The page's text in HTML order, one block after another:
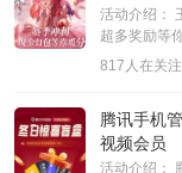
活动介绍：
超多奖励等
817人在关注
腾讯手机
视频会员
活动介绍：